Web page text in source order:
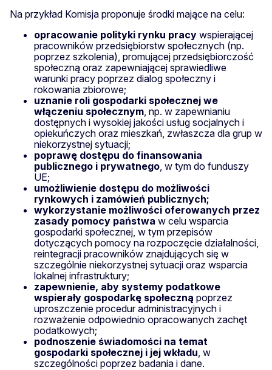
Na przykład Komisja proponuje środki mające na celu:
opracowanie polityki rynku pracy wspierającej
pracowników przedsiębiorstw społecznych (np.
poprzez szkolenia), promującej przedsiębiorczość
społeczną oraz zapewniającej sprawiedliwe
warunki pracy poprzez dialog społeczny i
rokowania zbiorowe;
uznanie roli gospodarki społecznej we
włączeniu społecznym , np. w zapewnianiu
dostępnych i wysokiej jakości usług socjalnych i
opiekuńczych oraz mieszkań, zwłaszcza dla grup w
niekorzystnej sytuacji;
poprawę dostępu do finansowania
publicznego i prywatnego , w tym do funduszy
UE;
umożliwienie dostępu do możliwości
rynkowych i zamówień publicznych;
wykorzystanie możliwości oferowanych przez
zasady pomocy państwa w celu wsparcia
gospodarki społecznej, w tym przepisów
dotyczących pomocy na rozpoczęcie działalności,
reintegracji pracowników znajdujących się w
szczególnie niekorzystnej sytuacji oraz wsparcia
lokalnej infrastruktury;
zapewnienie, aby systemy podatkowe
wspierały gospodarkę społeczną poprzez
uproszczenie procedur administracyjnych i
rozważenie odpowiednio opracowanych zachęt
podatkowych;
podnoszenie świadomości na temat
gospodarki społecznej i jej wkładu , w
szczególności poprzez badania i dane.